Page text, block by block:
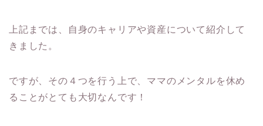
上記までは、自身のキャリアや資産について紹介して
きました。
ですが、その４つを行う上で、ママのメンタルを休め
ることがとても大切なんです！